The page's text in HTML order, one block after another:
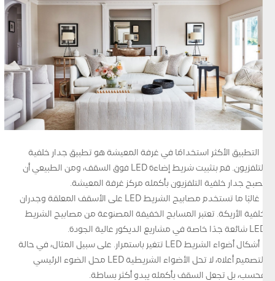
• التطبيق الأكثر استخدامًا في غرفة المعيشة هو تطبيق جدار خلفية
التلفزيون. قم بتثبيت شريط إضاءة LED فوق السقف، ومن الطبيعي أن
يصبح جدار خلفية التلفزيون بأكمله مركز غرفة المعيشة.
• غالبًا ما تستخدم مصابيح الشريط LED على الأسقف المعلقة وجدران
خلفية الأريكة. تعتبر المسابح الخفيفة المصنوعة من مصابيح الشريط
LED شائعة جدًا خاصة في مشاريع الديكور عالية الجودة.
• أشكال أضواء الشريط LED تتغير باستمرار. على سبيل المثال، في حالة
التصميم أعلاه، لا تحل الأضواء الشريطية LED محل الضوء الرئيسي
فحسب، بل تجعل السقف بأكمله يبدو أكثر بساطة.